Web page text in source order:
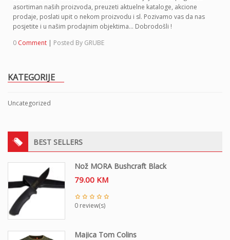
o
n
KATEGORIJE
Uncategorized
BEST SELLERS
Nož MORA Bushcraft Black
79.00 KM
0 review(s)
Majica Tom Colins
asortiman naših proizvoda, preuzeti aktuelne kataloge, akcione
prodaje, poslati upit o nekom proizvodu i sl. Pozivamo vas da nas
posjetite i u našim prodajnim objektima… Dobrodošli !
0 Comment | Posted By GRUBE